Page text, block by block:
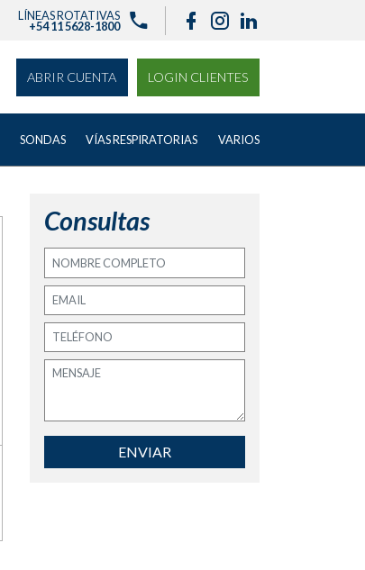
LÍNEAS ROTATIVAS
+54 11 5628-1800
ABRIR CUENTA LOGIN CLIENTES
SONDAS VÍAS RESPIRATORIAS VARIOS
Consultas
ENVIAR